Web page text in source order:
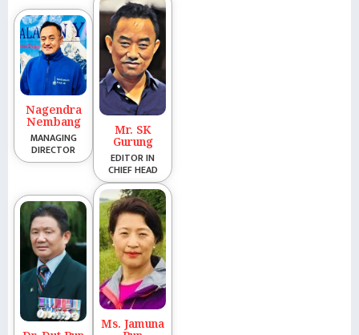
Nagendra
Nembang
MANAGING
DIRECTOR
Mr. SK
Gurung
EDITOR IN
CHIEF HEAD
Ms. Jamuna